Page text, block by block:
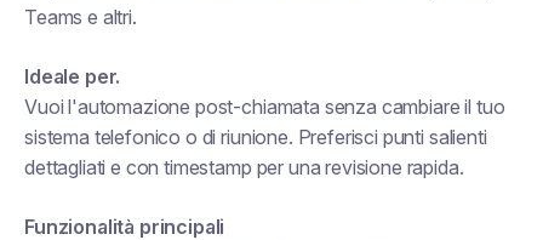
Teams e altri.
Ideale per.
Vuoi l'automazione post-chiamata senza cambiare il tuo
sistema telefonico o di riunione. Preferisci punti salienti
dettagliati e con timestamp per una revisione rapida.
Funzionalità principali